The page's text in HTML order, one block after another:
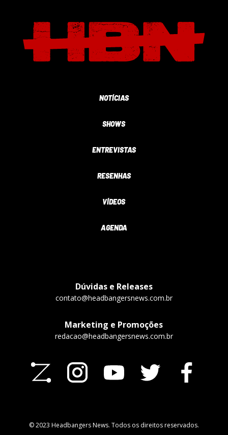
NOTÍCIAS
SHOWS
ENTREVISTAS
RESENHAS
VÍDEOS
AGENDA
Dúvidas e Releases
contato@headbangersnews.com.br
Marketing e Promoções
redacao@headbangersnews.com.br
© 2023 Headbangers News. Todos os direitos reservados.